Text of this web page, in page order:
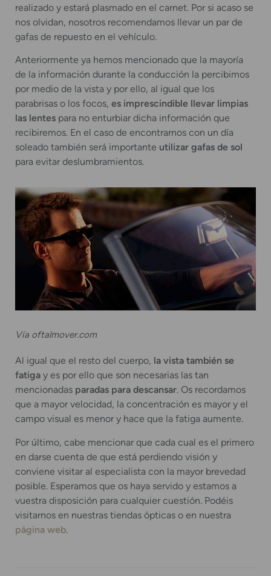
realizado y estará plasmado en el carnet. Por si acaso se
nos olvidan, nosotros recomendamos llevar un par de
gafas de repuesto en el vehículo.
Anteriormente ya hemos mencionado que la mayoría
de la información durante la conducción la percibimos
por medio de la vista y por ello, al igual que los
parabrisas o los focos, es imprescindible llevar limpias
las lentes para no enturbiar dicha información que
recibiremos. En el caso de encontrarnos con un día
soleado también será importante utilizar gafas de sol
para evitar deslumbramientos.
Vía oftalmover.com
Al igual que el resto del cuerpo, la vista también se
fatiga y es por ello que son necesarias las tan
mencionadas paradas para descansar. Os recordamos
que a mayor velocidad, la concentración es mayor y el
campo visual es menor y hace que la fatiga aumente.
Por último, cabe mencionar que cada cual es el primero
en darse cuenta de que está perdiendo visión y
conviene visitar al especialista con la mayor brevedad
posible. Esperamos que os haya servido y estamos a
vuestra disposición para cualquier cuestión. Podéis
visitarnos en nuestras tiendas ópticas o en nuestra
página web.